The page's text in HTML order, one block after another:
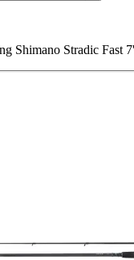
Shimano Stradic Fast